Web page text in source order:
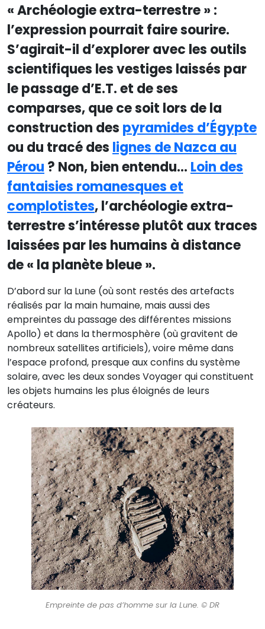
« Archéologie extra-terrestre » :
l’expression pourrait faire sourire.
S’agirait-il d’explorer avec les outils
scientifiques les vestiges laissés par
le passage d’E.T. et de ses
comparses, que ce soit lors de la
construction des pyramides d’Égypte
ou du tracé des lignes de Nazca au
Pérou ? Non, bien entendu… Loin des
fantaisies romanesques et
complotistes, l’archéologie extra-
terrestre s’intéresse plutôt aux traces
laissées par les humains à distance
de « la planète bleue ».
D’abord sur la Lune (où sont restés des artefacts
réalisés par la main humaine, mais aussi des
empreintes du passage des différentes missions
Apollo) et dans la thermosphère (où gravitent de
nombreux satellites artificiels), voire même dans
l’espace profond, presque aux confins du système
solaire, avec les deux sondes Voyager qui constituent
les objets humains les plus éloignés de leurs
créateurs.
Empreinte de pas d’homme sur la Lune. © DR